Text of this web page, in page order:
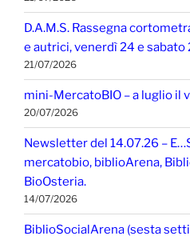
D.A.M.S. Rassegna
e autrici, venerdì 24 e
21/07/2026
mini-MercatoBIO – a luglio il
20/07/2026
Newsletter del 14.07.26 –
mercatobio, biblioArena,
BioOsteria.
14/07/2026
BiblioSocialArena (sesta